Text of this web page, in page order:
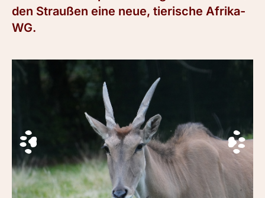
den Straußen eine neue, tierische Afrika-
WG.